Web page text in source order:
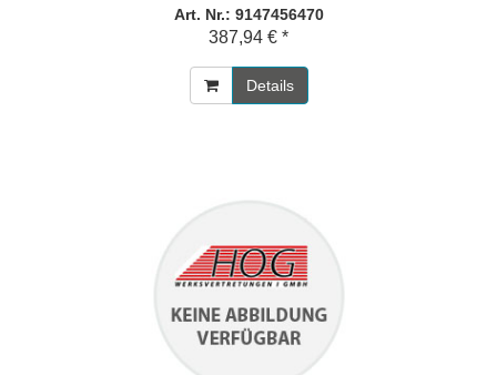
Art. Nr.: 9147456470
387,94 € *
Details